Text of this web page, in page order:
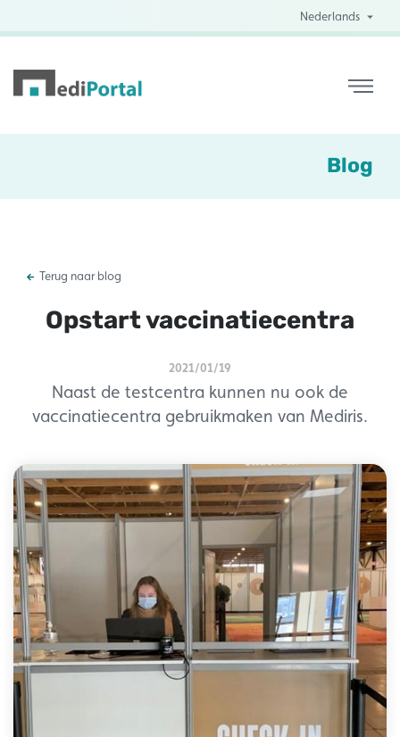
Nederlands
Blog
Terug naar blog
Opstart vaccinatiecentra
2021/01/19
Naast de testcentra kunnen nu ook de
vaccinatiecentra gebruikmaken van Mediris.